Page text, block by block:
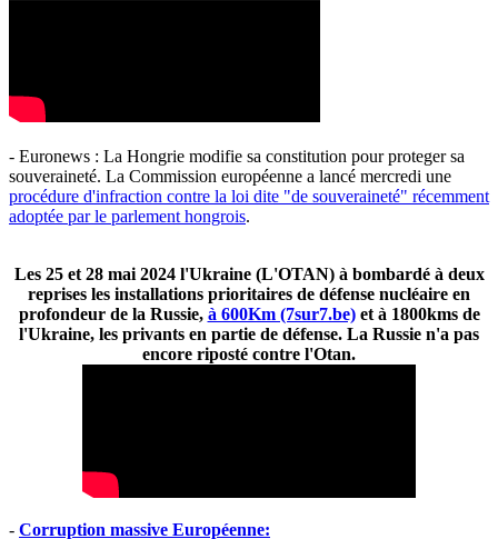
- Euronews : La Hongrie modifie sa constitution pour proteger sa
souveraineté. La Commission européenne a lancé mercredi une
procédure d'infraction contre la loi dite "de souveraineté" récemment
adoptée par le parlement hongrois.
Les 25 et 28 mai 2024 l'Ukraine (L'OTAN) à bombardé à deux
reprises les installations prioritaires de défense nucléaire en
profondeur de la Russie, à 600Km (7sur7.be)et à 1800kms de
l'Ukraine, les privants en partie de défense. La Russie n'a pas
encore riposté contre l'Otan.
- Corruption massive Européenne: